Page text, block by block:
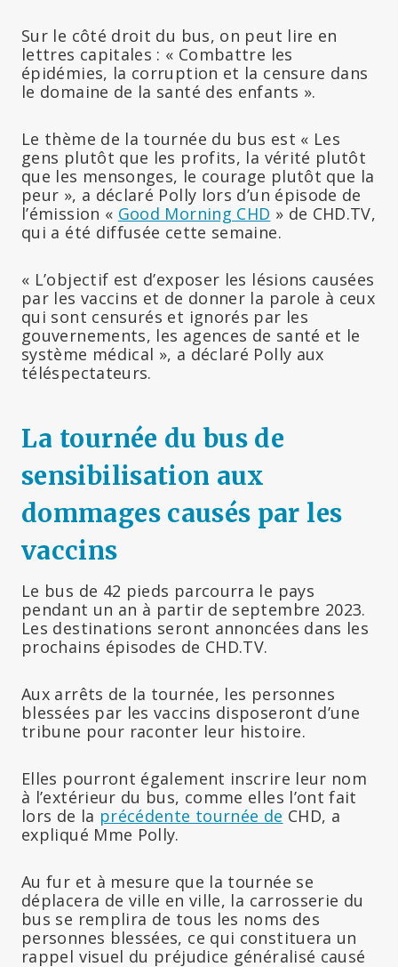
Sur le côté droit du bus, on peut lire en
lettres capitales : « Combattre les
épidémies, la corruption et la censure dans
le domaine de la santé des enfants ».
Le thème de la tournée du bus est « Les
gens plutôt que les profits, la vérité plutôt
que les mensonges, le courage plutôt que la
peur », a déclaré Polly lors d’un épisode de
l’émission « Good Morning CHD » de CHD.TV,
qui a été diffusée cette semaine.
« L’objectif est d’exposer les lésions causées
par les vaccins et de donner la parole à ceux
qui sont censurés et ignorés par les
gouvernements, les agences de santé et le
système médical », a déclaré Polly aux
téléspectateurs.
La tournée du bus de
sensibilisation aux
dommages causés par les
vaccins
Le bus de 42 pieds parcourra le pays
pendant un an à partir de septembre 2023.
Les destinations seront annoncées dans les
prochains épisodes de CHD.TV.
Aux arrêts de la tournée, les personnes
blessées par les vaccins disposeront d’une
tribune pour raconter leur histoire.
Elles pourront également inscrire leur nom
à l’extérieur du bus, comme elles l’ont fait
lors de la précédente tournée de CHD, a
expliqué Mme Polly.
Au fur et à mesure que la tournée se
déplacera de ville en ville, la carrosserie du
bus se remplira de tous les noms des
personnes blessées, ce qui constituera un
rappel visuel du préjudice généralisé causé